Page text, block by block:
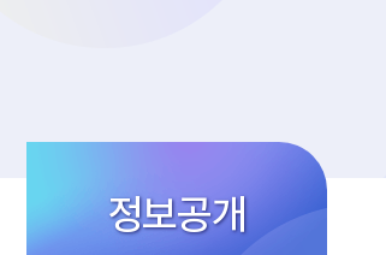
정보공개